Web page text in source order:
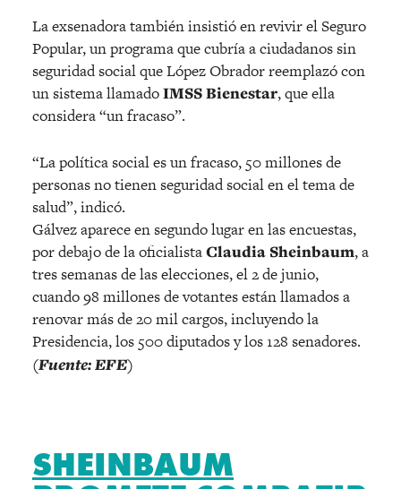
La exsenadora también insistió en revivir el Seguro
Popular, un programa que cubría a ciudadanos sin
seguridad social que López Obrador reemplazó con
un sistema llamadoIMSS Bienestar, que ella
considera “un fracaso”.
“La política social es un fracaso, 50 millones de
personas no tienen seguridad social en el tema de
salud”, indicó.
Gálvez aparece en segundo lugar en las encuestas,
por debajo de la oficialistaClaudia Sheinbaum, a
tres semanas de las elecciones, el 2 de junio,
cuando 98 millones de votantes están llamados a
renovar más de 20 mil cargos, incluyendo la
Presidencia, los 500 diputados y los 128 senadores.
(Fuente: EFE)
SHEINBAUM